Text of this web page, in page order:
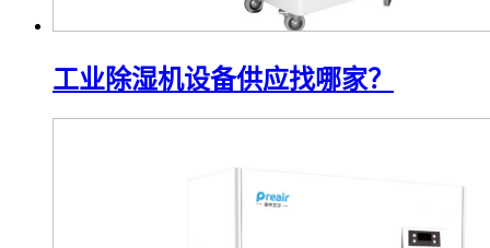
工业除湿机设备供应找哪家？